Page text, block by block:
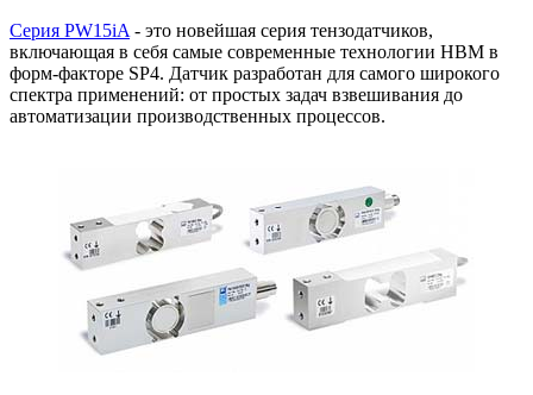
Серия PW15iA - это новейшая серия тензодатчиков,
включающая в себя самые современные технологии HBM в
форм-факторе SP4. Датчик разработан для самого широкого
спектра применений: от простых задач взвешивания до
автоматизации производственных процессов.